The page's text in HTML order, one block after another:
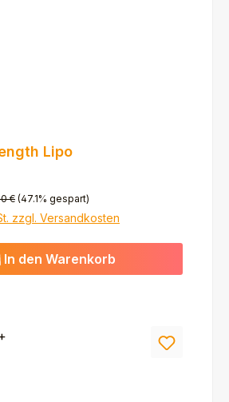
Lipo
Preis:
€ (47.1% gespart)
zzgl. Versandkosten
In den Warenkorb